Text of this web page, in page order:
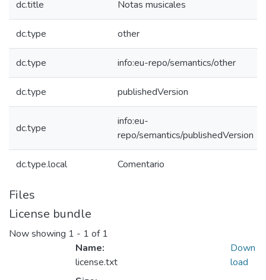
dc.title Notas musicales
dc.type other
dc.type info:eu-repo/semantics/other
dc.type publishedVersion
dc.type
info:eu-
repo/semantics/publishedVersion
dc.type.local Comentario
Files
License bundle
Now showing 1 - 1 of 1
Name:
license.txt
Down
load